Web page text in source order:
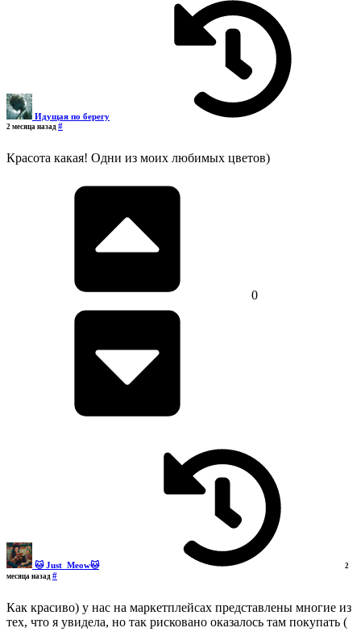
Идущая по берегу
2 месяца назад #
Красота какая! Одни из моих любимых цветов)
0
🐱 Just_Meow🐱
2
месяца назад #
Как красиво) у нас на маркетплейсах представлены многие из
тех, что я увидела, но так рисковано оказалось там покупать (